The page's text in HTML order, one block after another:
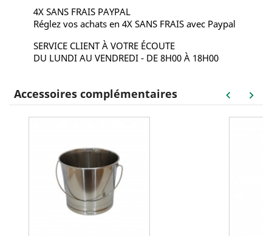
4X SANS FRAIS PAYPAL
Réglez vos achats en 4X SANS FRAIS avec Paypal
SERVICE CLIENT À VOTRE ÉCOUTE
DU LUNDI AU VENDREDI - DE 8H00 À 18H00
Accessoires complémentaires keyboard_arrow_left keyboard_arrow_right